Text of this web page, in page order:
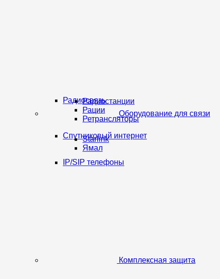
Оборудование для связи
Радиосвязь
Радиостанции
Рации
Ретрансляторы
Спутниковый интернет
Starlink
Ямал
IP/SIP телефоны
Комплексная защита